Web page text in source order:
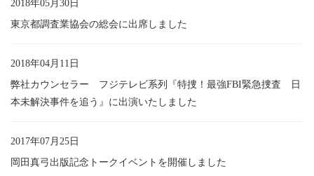
2018年05月30日
東京都調査業協会の総会に出席しました
2018年04月11日
弊社カウンセラー フジテレビ系列『特捜！最強FBI緊急捜査 日
本未解決事件を追う』に出演いたしました
2017年07月25日
岡田真弓出版記念トークイベントを開催しました